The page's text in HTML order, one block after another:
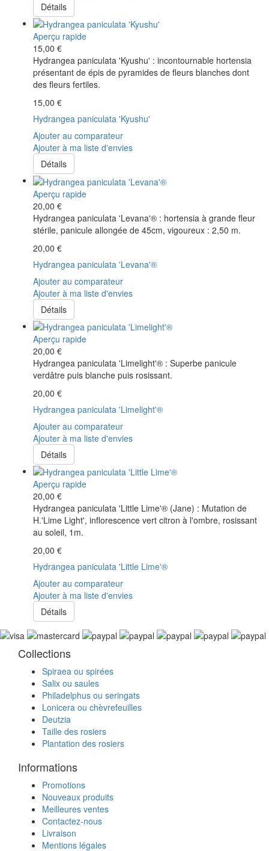
Détails
Aperçu rapide
15,00 €
Hydrangea paniculata 'Kyushu' : incontournable hortensia
présentant de épis de pyramides de fleurs blanches dont
des fleurs fertiles.
15,00 €
Hydrangea paniculata 'Kyushu'
Ajouter au comparateur
Ajouter à ma liste d'envies
Détails
Aperçu rapide
20,00 €
Hydrangea paniculata 'Levana'® : hortensia à grande fleur
stérile, panicule allongée de 45cm, vigoureux : 2,50 m.
20,00 €
Hydrangea paniculata 'Levana'®
Ajouter au comparateur
Ajouter à ma liste d'envies
Détails
Aperçu rapide
20,00 €
Hydrangea paniculata 'Limelight'® : Superbe panicule
verdâtre puis blanche puis rosissant.
20,00 €
Hydrangea paniculata 'Limelight'®
Ajouter au comparateur
Ajouter à ma liste d'envies
Détails
Aperçu rapide
20,00 €
Hydrangea paniculata 'Little Lime'® (Jane) : Mutation de
H.'Lime Light', inflorescence vert citron à l'ombre, rosissant
au soleil, 1m.
20,00 €
Hydrangea paniculata 'Little Lime'®
Ajouter au comparateur
Ajouter à ma liste d'envies
Détails
Collections
Spiraea ou spirées
Salix ou saules
Philadelphus ou seringats
Lonicera ou chèvrefeuilles
Deutzia
Taille des rosiers
Plantation des rosiers
Informations
Promotions
Nouveaux produits
Meilleures ventes
Contactez-nous
Livraison
Mentions légales